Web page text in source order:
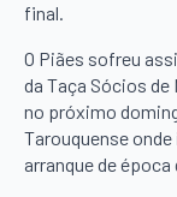
final.
O Piães sofreu
da Taça Sócios
no próximo
Tarouquense
arranque de